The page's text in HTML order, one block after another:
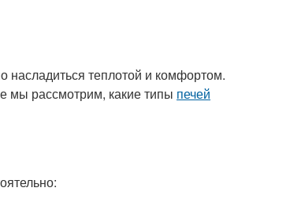
насладиться теплотой и комфортом.
мы рассмотрим, какие типы печей